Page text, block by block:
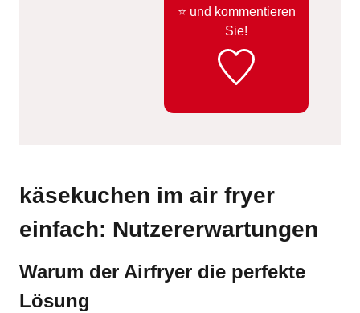
⭐️ und kommentieren
Sie!
käsekuchen im air fryer
einfach: Nutzererwartungen
Warum der Airfryer die perfekte
Lösung